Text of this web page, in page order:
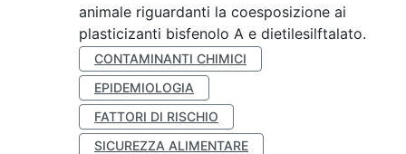
animale riguardanti la coesposizione ai
plasticizanti bisfenolo A e dietilesilftalato.
CONTAMINANTI CHIMICI
EPIDEMIOLOGIA
FATTORI DI RISCHIO
SICUREZZA ALIMENTARE